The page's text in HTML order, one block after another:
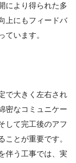
により得られた多
上にもフィードバ
ています。
で大きく左右され
密なコミュニケー
して完工後のアフ
ことが重要です。
伴う工事では、実